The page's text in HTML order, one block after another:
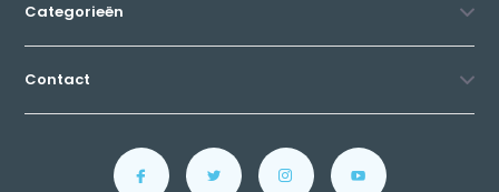
Categorieën
Contact